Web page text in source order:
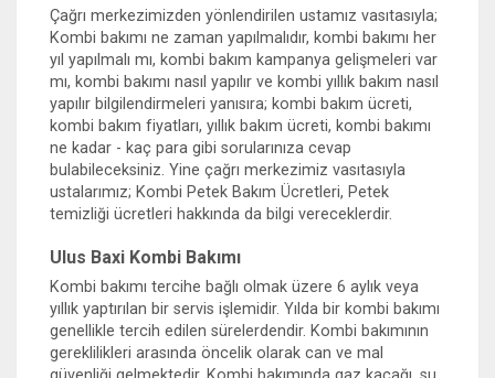
Çağrı merkezimizden yönlendirilen ustamız vasıtasıyla;
Kombi bakımı ne zaman yapılmalıdır, kombi bakımı her
yıl yapılmalı mı, kombi bakım kampanya gelişmeleri var
mı, kombi bakımı nasıl yapılır ve kombi yıllık bakım nasıl
yapılır bilgilendirmeleri yanısıra; kombi bakım ücreti,
kombi bakım fiyatları, yıllık bakım ücreti, kombi bakımı
ne kadar - kaç para gibi sorularınıza cevap
bulabileceksiniz. Yine çağrı merkezimiz vasıtasıyla
ustalarımız; Kombi Petek Bakım Ücretleri, Petek
temizliği ücretleri hakkında da bilgi vereceklerdir.
Ulus Baxi Kombi Bakımı
Kombi bakımı tercihe bağlı olmak üzere 6 aylık veya
yıllık yaptırılan bir servis işlemidir. Yılda bir kombi bakımı
genellikle tercih edilen sürelerdendir. Kombi bakımının
gereklilikleri arasında öncelik olarak can ve mal